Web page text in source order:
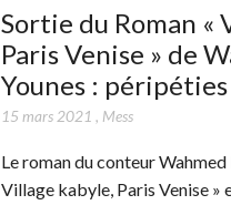
Sortie du Roman «
Paris Venise » de
Younes :
15 mars 2021 , Mess
Le roman du conteur
Village kabyle, Paris Venise »